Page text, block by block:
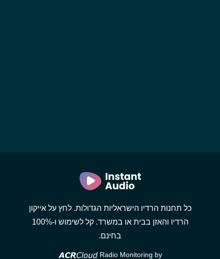
כל תחנות הרדיו הישראליות הגדולות. לחץ על אייקון
הרדיו והאזן בבית או במשרד. קל לשימוש ו-100%
בחינם.
Radio Monitoring by